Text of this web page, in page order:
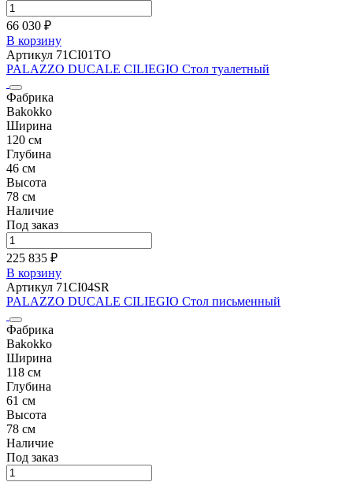
66 030 ₽
В корзину
Артикул 71CI01TO
PALAZZO DUCALE CILIEGIO Cтол туалетный
Фабрика
Bakokko
Ширина
120 см
Глубина
46 см
Высота
78 см
Наличие
Под заказ
225 835 ₽
В корзину
Артикул 71CI04SR
PALAZZO DUCALE CILIEGIO Cтол письменный
Фабрика
Bakokko
Ширина
118 см
Глубина
61 см
Высота
78 см
Наличие
Под заказ